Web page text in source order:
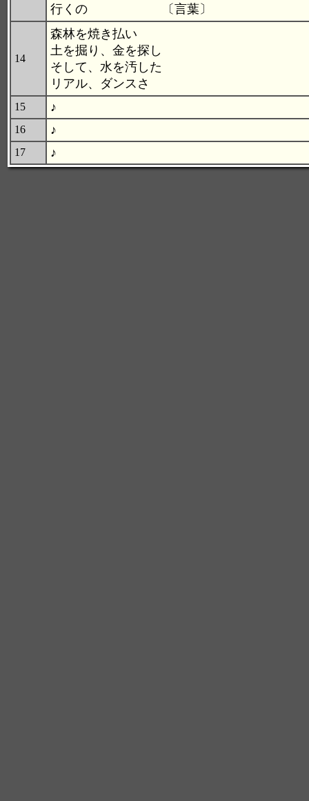
行くの 〔言葉〕
14
森林を焼き払い
土を掘り、金を探し
そして、水を汚した
リアル、ダンスさ
15 ♪
16 ♪
17 ♪